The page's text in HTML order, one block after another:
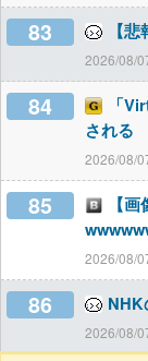
83 【
2026/08/
84
「
される
2026/08/
85
【
2026/08/
86 NHK
2026/08/